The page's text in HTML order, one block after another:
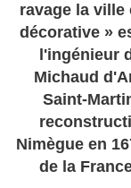
ravage la
décorative »
l'ingénieur
Michaud
Saint-
Nimègue en
de la